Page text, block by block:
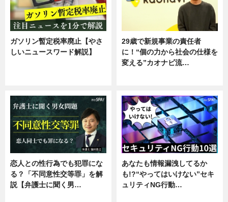
ガソリン暫定税率廃止【やさ
しいニュースワード解説】
29歳で新規事業の責任者
に！“個の力から社会の仕様を
変える”カオナビ流…
恋人との性行為でも犯罪にな
る？「不同意性交等罪」を解
説【弁護士に聞く男…
あなたも情報漏洩してるか
も!?“やってはいけない”セキ
ュリティNG行動…